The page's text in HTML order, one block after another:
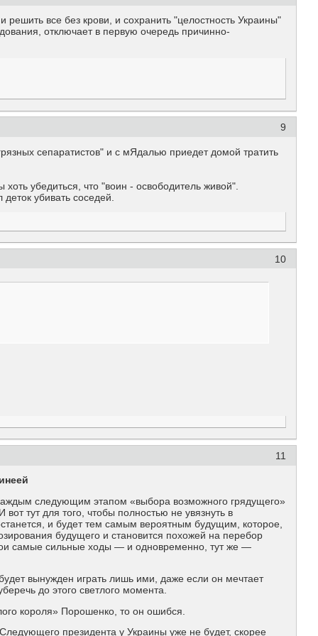
все без крови, и сохранить "целостность Украины"
отключает в первую очередь причинно-
9
сепаратистов" и с мЯдалью приедет домой тратить
убедиться, что "воин - освободитель живой".
убивать соседей.
10
11
следующим этапом «выбора возможного грядущего»
тут для того, чтобы полностью не увязнуть в
и будет тем самым вероятным будущим, которое,
будущего и становится похожей на перебор
самые сильные ходы — и одновременно, тут же —
вынужден играть лишь ими, даже если он мечтает
до этого светлого момента.
короля» Порошенко, то он ошибся.
президента у Украины уже не будет, скорее